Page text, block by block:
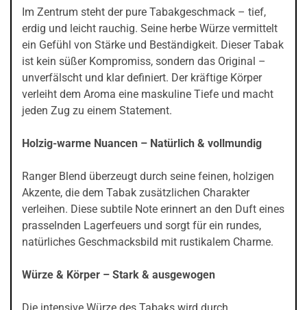
Im Zentrum steht der pure Tabakgeschmack – tief,
erdig und leicht rauchig. Seine herbe Würze vermittelt
ein Gefühl von Stärke und Beständigkeit. Dieser Tabak
ist kein süßer Kompromiss, sondern das Original –
unverfälscht und klar definiert. Der kräftige Körper
verleiht dem Aroma eine maskuline Tiefe und macht
jeden Zug zu einem Statement.
Holzig-warme Nuancen – Natürlich & vollmundig
Ranger Blend überzeugt durch seine feinen, holzigen
Akzente, die dem Tabak zusätzlichen Charakter
verleihen. Diese subtile Note erinnert an den Duft eines
prasselnden Lagerfeuers und sorgt für ein rundes,
natürliches Geschmacksbild mit rustikalem Charme.
Würze & Körper – Stark & ausgewogen